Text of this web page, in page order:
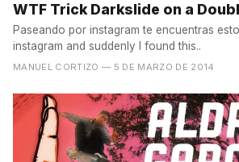
WTF Trick Darkslide on a
Paseando por instagram te encuentras esto.... Looking
instagram and suddenly I found this..
MANUEL CORTIZO — 5 DE MARZO DE 2014